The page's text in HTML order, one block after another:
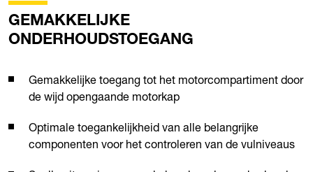
GEMAKKELIJKE
ONDERHOUDSTOEGANG
Gemakkelijke toegang tot het motorcompartiment door
de wijd opengaande motorkap
Optimale toegankelijkheid van alle belangrijke
componenten voor het controleren van de vulniveaus